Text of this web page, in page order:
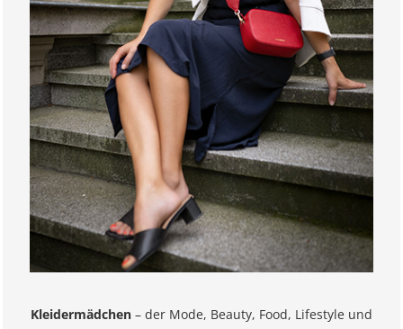
Kleidermädchen – der Mode, Beauty, Food, Lifestyle und